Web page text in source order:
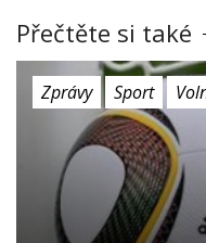
Přečtěte si také
Zprávy Sport